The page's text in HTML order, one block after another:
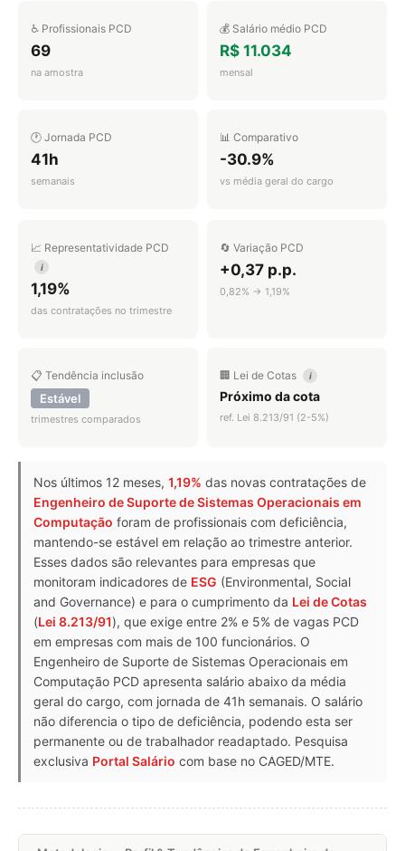
♿ Profissionais PCD
69
na amostra
💰 Salário médio PCD
R$ 11.034
mensal
🕐 Jornada PCD
41h
semanais
📊 Comparativo
-30.9%
vs média geral do cargo
📈 Representatividade PCD
i
1,19%
das contratações no trimestre
🔄 Variação PCD
+0,37 p.p.
0,82% → 1,19%
📋 Tendência inclusão
Estável
trimestres comparados
🏢 Lei de Cotas i
Próximo da cota
ref. Lei 8.213/91 (2-5%)
Nos últimos 12 meses, 1,19% das novas contratações de
Engenheiro de Suporte de Sistemas Operacionais em
Computação foram de profissionais com deficiência,
mantendo-se estável em relação ao trimestre anterior.
Esses dados são relevantes para empresas que
monitoram indicadores de ESG (Environmental, Social
and Governance) e para o cumprimento da Lei de Cotas
(Lei 8.213/91), que exige entre 2% e 5% de vagas PCD
em empresas com mais de 100 funcionários. O
Engenheiro de Suporte de Sistemas Operacionais em
Computação PCD apresenta salário abaixo da média
geral do cargo, com jornada de 41h semanais. O salário
não diferencia o tipo de deficiência, podendo esta ser
permanente ou de trabalhador readaptado. Pesquisa
exclusiva Portal Salário com base no CAGED/MTE.